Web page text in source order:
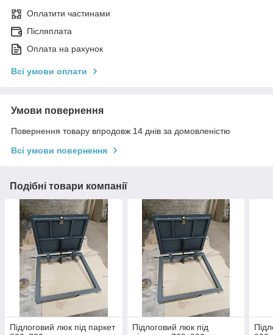
Оплатити частинами
Післяплата
Оплата на рахунок
Всі умови оплати
Умови повернення
Повернення товару впродовж 14 днів за домовленістю
Всі умови повернення
Подібні товари компанії
Підлоговий люк під паркет
Підлоговий люк під